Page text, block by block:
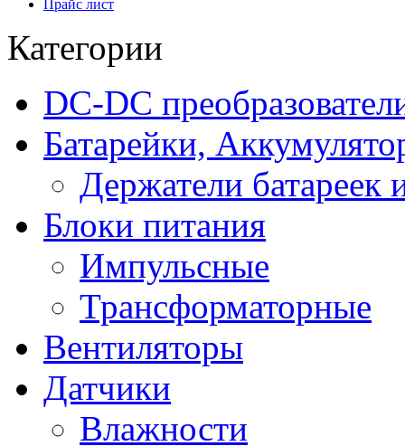
Прайс лист
Категории
DC-DC
Батарейки,
Держатели батареек
Блоки питания
Импульсные
Трансформаторные
Вентиляторы
Датчики
Влажности